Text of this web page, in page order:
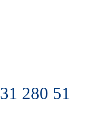
280 51